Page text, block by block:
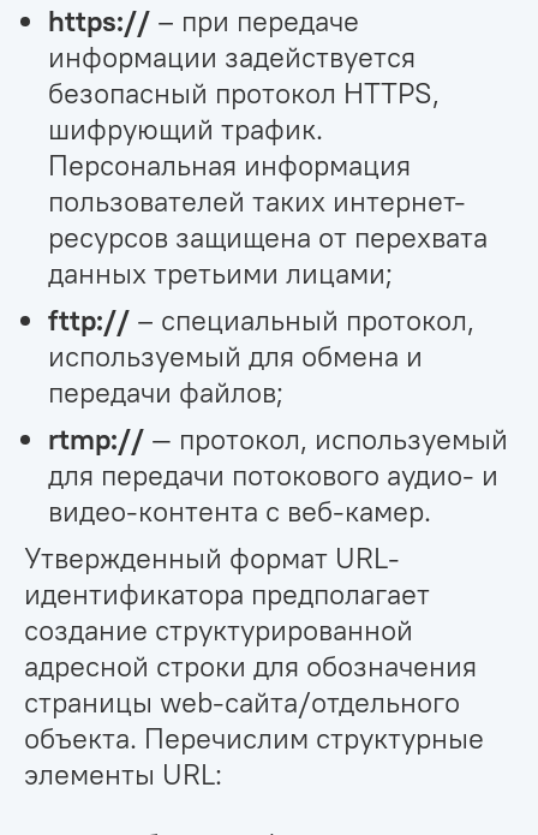
https:// – при передаче
информации задействуется
безопасный протокол HTTPS,
шифрующий трафик.
Персональная информация
пользователей таких интернет-
ресурсов защищена от перехвата
данных третьими лицами;
fttp:// – специальный протокол,
используемый для обмена и
передачи файлов;
rtmp:// — протокол, используемый
для передачи потокового аудио- и
видео-контента с веб-камер.
Утвержденный формат URL-
идентификатора предполагает
создание структурированной
адресной строки для обозначения
страницы web-сайта/отдельного
объекта. Перечислим структурные
элементы URL: